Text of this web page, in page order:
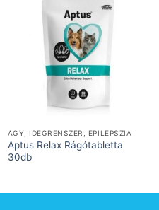
AGY, IDEGRENSZER, EPILEPSZIA
Aptus Relax Rágótabletta
30db